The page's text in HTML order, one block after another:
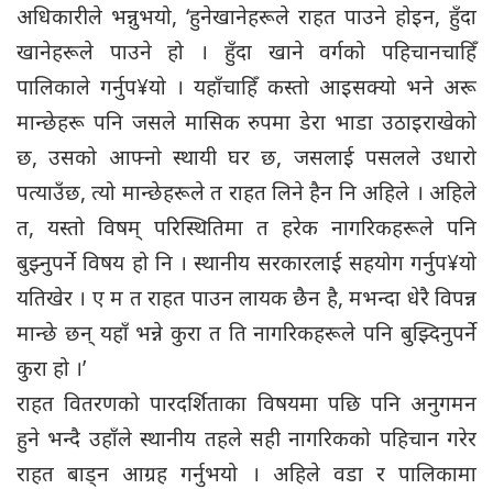
अधिकारीले भन्नुभयो, ‘हुनेखानेहरूले राहत पाउने होइन, हुँदा
खानेहरूले पाउने हो । हुँदा खाने वर्गको पहिचानचाहिँ
पालिकाले गर्नुप¥यो । यहाँचाहिँ कस्तो आइसक्यो भने अरू
मान्छेहरू पनि जसले मासिक रुपमा डेरा भाडा उठाइराखेको
छ, उसको आफ्नो स्थायी घर छ, जसलाई पसलले उधारो
पत्याउँछ, त्यो मान्छेहरूले त राहत लिने हैन नि अहिले । अहिले
त, यस्तो विषम् परिस्थितिमा त हरेक नागरिकहरूले पनि
बुझ्नुपर्ने विषय हो नि । स्थानीय सरकारलाई सहयोग गर्नुप¥यो
यतिखेर । ए म त राहत पाउन लायक छैन है, मभन्दा धेरै विपन्न
मान्छे छन् यहाँ भन्ने कुरा त ति नागरिकहरूले पनि बुझ्दिनुपर्ने
कुरा हो ।’
राहत वितरणको पारदर्शिताका विषयमा पछि पनि अनुगमन
हुने भन्दै उहाँले स्थानीय तहले सही नागरिकको पहिचान गरेर
राहत बाड्न आग्रह गर्नुभयो । अहिले वडा र पालिकामा